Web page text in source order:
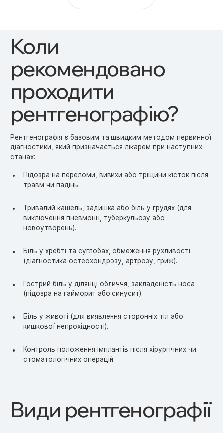
Коли
рекомендовано
проходити
рентгенографію?
Рентгенографія є базовим та швидким методом первинної
діагностики, який призначається лікарем при наступних
станах:
Підозра на переломи, вивихи або тріщини кісток після
травм чи падінь.
Тривалий кашель, задишка або біль у грудях (для
виключення пневмонії, туберкульозу або
новоутворень).
Біль у хребті та суглобах, обмеження рухливості
(діагностика остеохондрозу, артрозу, гриж).
Гострий біль у ділянці обличчя, закладеність носа
(підозра на гайморит або синусит).
Біль у животі (для виявлення сторонніх тіл або
кишкової непрохідності).
Контроль положення імплантів після хірургічних чи
стоматологічних операцій.
Види рентгенографії